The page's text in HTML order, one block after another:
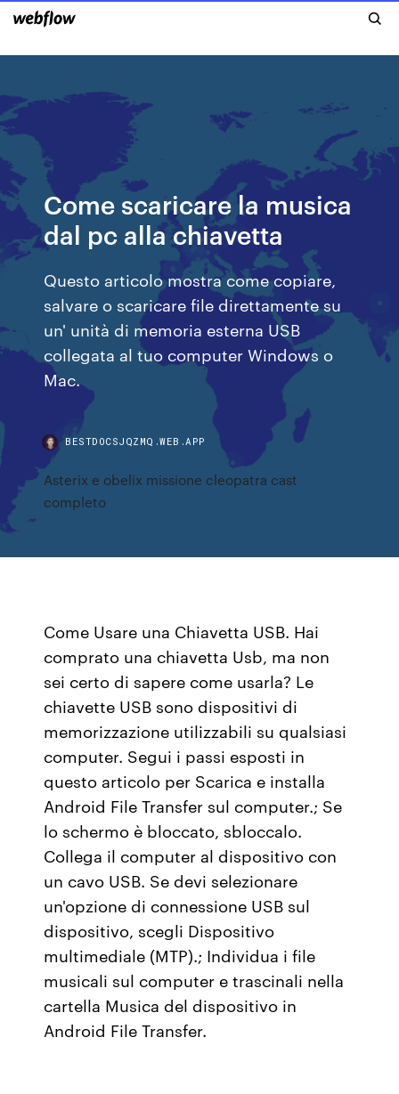
Come scaricare la musica
dal pc alla chiavetta
Questo articolo mostra come copiare,
salvare o scaricare file direttamente su
un' unità di memoria esterna USB
collegata al tuo computer Windows o
Mac.
BESTDOCSJQZMQ.WEB.APP
Asterix e obelix missione cleopatra cast
completo
Come Usare una Chiavetta USB. Hai
comprato una chiavetta Usb, ma non
sei certo di sapere come usarla? Le
chiavette USB sono dispositivi di
memorizzazione utilizzabili su qualsiasi
computer. Segui i passi esposti in
questo articolo per Scarica e installa
Android File Transfer sul computer.; Se
lo schermo è bloccato, sbloccalo.
Collega il computer al dispositivo con
un cavo USB. Se devi selezionare
un'opzione di connessione USB sul
dispositivo, scegli Dispositivo
multimediale (MTP).; Individua i file
musicali sul computer e trascinali nella
cartella Musica del dispositivo in
Android File Transfer.